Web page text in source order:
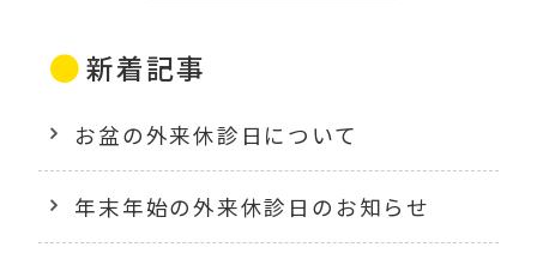
新着記事
お盆の外来休診日について
年末年始の外来休診日のお知らせ